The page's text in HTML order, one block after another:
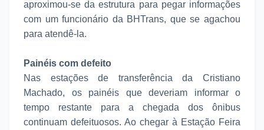
aproximou-se da estrutura para pegar informações
com um funcionário da BHTrans, que se agachou
para atendê-la.
Painéis com defeito
Nas estações de transferência da Cristiano
Machado, os painéis que deveriam informar o
tempo restante para a chegada dos ônibus
continuam defeituosos. Ao chegar à Estação Feira